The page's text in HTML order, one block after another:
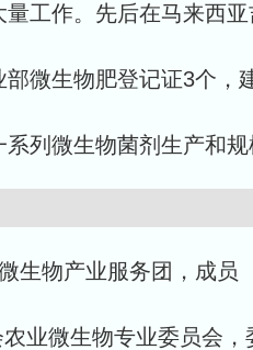
工作。先后在马来西
微生物肥登记证3个
列微生物菌剂生产和规
生物产业服务团，成员
业微生物专业委员会，